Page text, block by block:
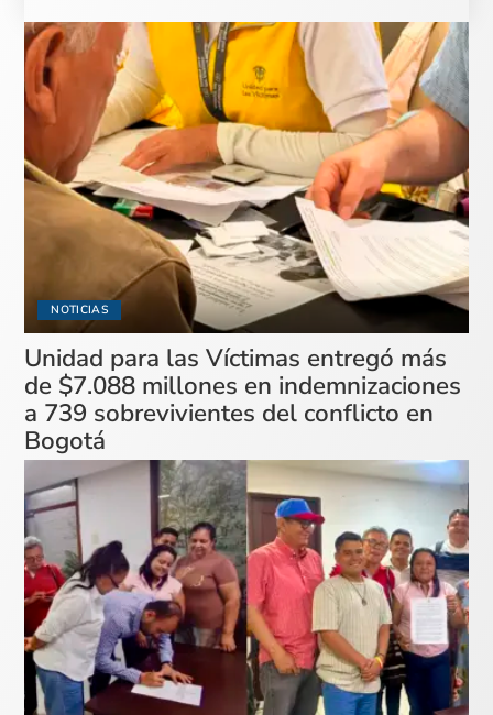
NOTICIAS
Unidad para las Víctimas entregó más
de $7.088 millones en indemnizaciones
a 739 sobrevivientes del conflicto en
Bogotá